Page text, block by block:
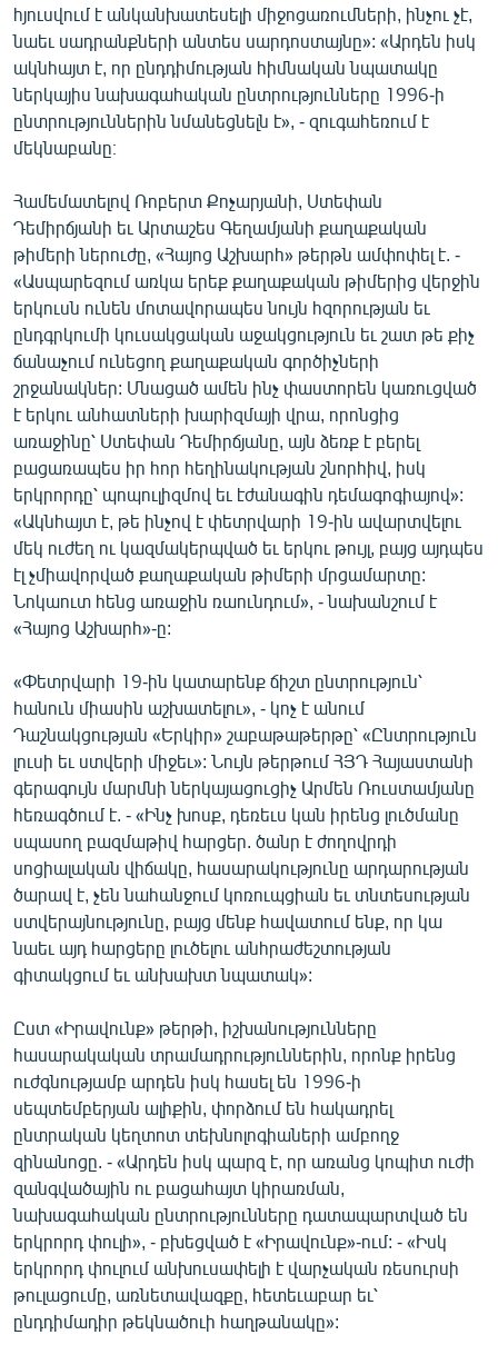
հյուսվում է անկանխատեսելի միջոցառումների, ինչու չէ,
նաեւ սադրանքների անտես սարդոստայնը»: «Արդեն իսկ
ակնհայտ է, որ ընդդիմության հիմնական նպատակը
ներկայիս նախագահական ընտրությունները 1996-ի
ընտրություններին նմանեցնելն է», - զուգահեռում է
մեկնաբանը։
Համեմատելով Ռոբերտ Քոչարյանի, Ստեփան
Դեմիրճյանի եւ Արտաշես Գեղամյանի քաղաքական
թիմերի ներուժը, «Հայոց Աշխարհ» թերթն ամփոփել է. -
«Ասպարեզում առկա երեք քաղաքական թիմերից վերջին
երկուսն ունեն մոտավորապես նույն հզորության եւ
ընդգրկումի կուսակցական աջակցություն եւ շատ թե քիչ
ճանաչում ունեցող քաղաքական գործիչների
շրջանակներ: Մնացած ամեն ինչ փաստորեն կառուցված
է երկու անհատների խարիզմայի վրա, որոնցից
առաջինը՝ Ստեփան Դեմիրճյանը, այն ձեռք է բերել
բացառապես իր հոր հեղինակության շնորհիվ, իսկ
երկրորդը՝ պոպուլիզմով եւ էժանագին դեմագոգիայով»:
«Ակնհայտ է, թե ինչով է փետրվարի 19-ին ավարտվելու
մեկ ուժեղ ու կազմակերպված եւ երկու թույլ, բայց այդպես
էլ չմիավորված քաղաքական թիմերի մրցամարտը:
Նոկաուտ հենց առաջին ռաունդում», - նախանշում է
«Հայոց Աշխարհ»-ը:
«Փետրվարի 19-ին կատարենք ճիշտ ընտրություն՝
հանուն միասին աշխատելու», - կոչ է անում
Դաշնակցության «Երկիր» շաբաթաթերթը՝ «Ընտրություն
լուսի եւ ստվերի միջեւ»: Նույն թերթում ՀՅԴ Հայաստանի
գերագույն մարմնի ներկայացուցիչ Արմեն Ռուստամյանը
հեռագծում է. - «Ինչ խոսք, դեռեւս կան իրենց լուծմանը
սպասող բազմաթիվ հարցեր. ծանր է ժողովրդի
սոցիալական վիճակը, հասարակությունը արդարության
ծարավ է, չեն նահանջում կոռուպցիան եւ տնտեսության
ստվերայնությունը, բայց մենք հավատում ենք, որ կա
նաեւ այդ հարցերը լուծելու անհրաժեշտության
գիտակցում եւ անխախտ նպատակ»:
Ըստ «Իրավունք» թերթի, իշխանությունները
հասարակական տրամադրություններին, որոնք իրենց
ուժգնությամբ արդեն իսկ հասել են 1996-ի
սեպտեմբերյան ալիքին, փորձում են հակադրել
ընտրական կեղտոտ տեխնոլոգիաների ամբողջ
զինանոցը. - «Արդեն իսկ պարզ է, որ առանց կոպիտ ուժի
զանգվածային ու բացահայտ կիրառման,
նախագահական ընտրությունները դատապարտված են
երկրորդ փուլի», - բխեցված է «Իրավունք»-ում: - «Իսկ
երկրորդ փուլում անխուսափելի է վարչական ռեսուրսի
թուլացումը, առնետավազքը, հետեւաբար եւ՝
ընդդիմադիր թեկնածուի հաղթանակը»: